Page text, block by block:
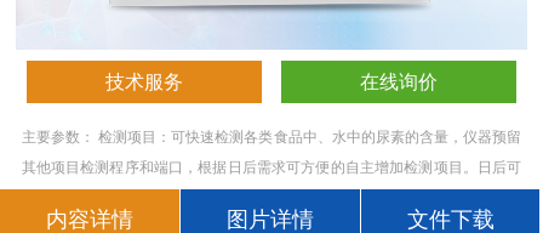
技术服务 在线询价
主要参数： 检测项目：可快速检测各类食品中、水中的尿素的含量，仪器预留
其他项目检测程序和端口，根据日后需求可方便的自主增加检测项目。日后可
内容详情 图片详情 文件下载